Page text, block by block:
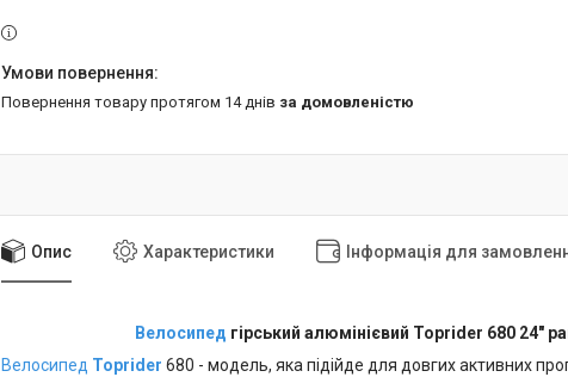
повернення товару протягом 14 днів за домовленістю
Опис Характеристики Інформація для
Велосипед гірський алюмінієвий Toprider 680 24"
Велосипед Toprider 680 - модель, яка підійде для довгих активних